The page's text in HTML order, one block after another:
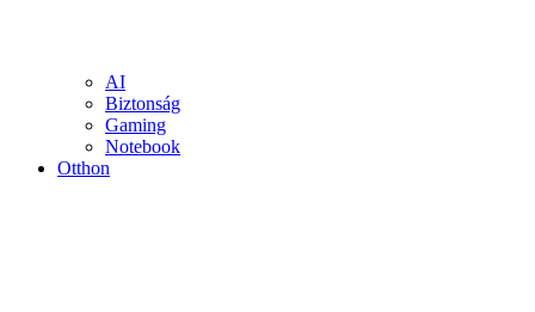
AI
Biztonság
Gaming
Notebook
Otthon